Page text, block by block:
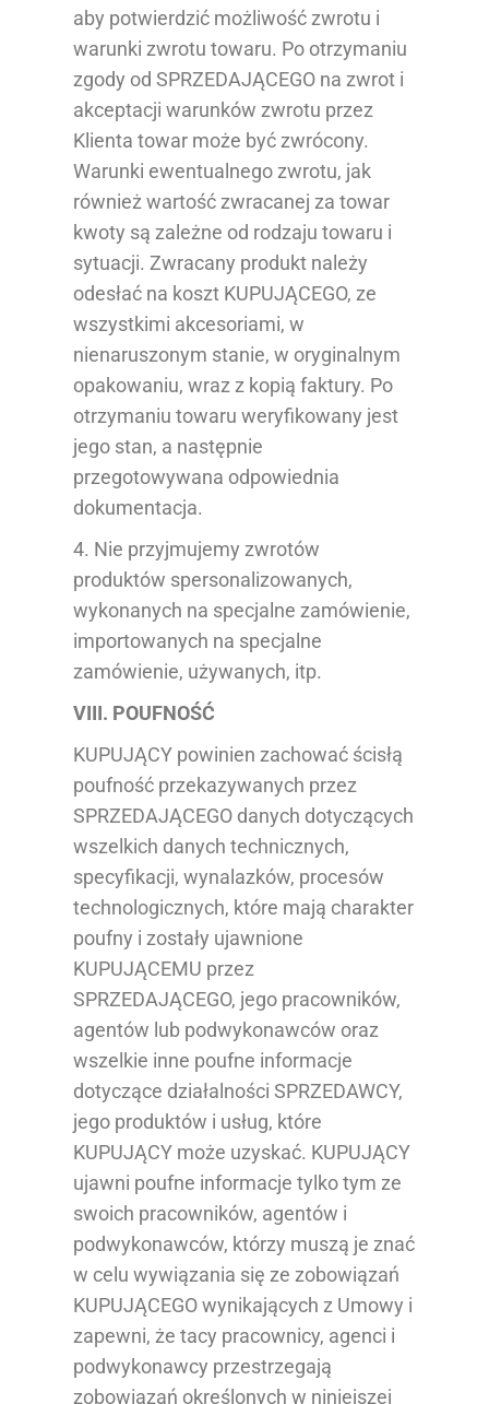
aby potwierdzić możliwość zwrotu i
warunki zwrotu towaru. Po otrzymaniu
zgody od SPRZEDAJĄCEGO na zwrot i
akceptacji warunków zwrotu przez
Klienta towar może być zwrócony.
Warunki ewentualnego zwrotu, jak
również wartość zwracanej za towar
kwoty są zależne od rodzaju towaru i
sytuacji. Zwracany produkt należy
odesłać na koszt KUPUJĄCEGO, ze
wszystkimi akcesoriami, w
nienaruszonym stanie, w oryginalnym
opakowaniu, wraz z kopią faktury. Po
otrzymaniu towaru weryfikowany jest
jego stan, a następnie
przegotowywana odpowiednia
dokumentacja.
4. Nie przyjmujemy zwrotów
produktów spersonalizowanych,
wykonanych na specjalne zamówienie,
importowanych na specjalne
zamówienie, używanych, itp.
VIII. POUFNOŚĆ
KUPUJĄCY powinien zachować ścisłą
poufność przekazywanych przez
SPRZEDAJĄCEGO danych dotyczących
wszelkich danych technicznych,
specyfikacji, wynalazków, procesów
technologicznych, które mają charakter
poufny i zostały ujawnione
KUPUJĄCEMU przez
SPRZEDAJĄCEGO, jego pracowników,
agentów lub podwykonawców oraz
wszelkie inne poufne informacje
dotyczące działalności SPRZEDAWCY,
jego produktów i usług, które
KUPUJĄCY może uzyskać. KUPUJĄCY
ujawni poufne informacje tylko tym ze
swoich pracowników, agentów i
podwykonawców, którzy muszą je znać
w celu wywiązania się ze zobowiązań
KUPUJĄCEGO wynikających z Umowy i
zapewni, że tacy pracownicy, agenci i
podwykonawcy przestrzegają
zobowiązań określonych w niniejszej